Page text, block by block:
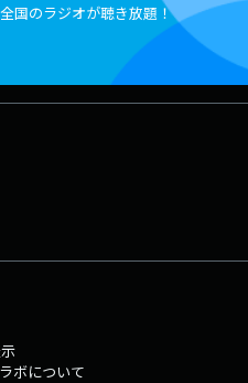
国のラジオが聴き放題！
ボについて